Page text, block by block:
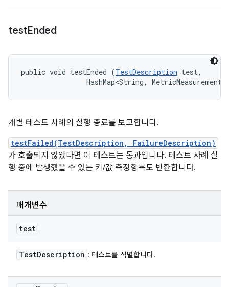
testEnded
public void testEnded (TestDescription test,
HashMap<String,
개별 테스트 사례의 실행 종료를 보고합니다.
testFailed(TestDescription, FailureDescription)
가 호출되지 않았다면 이 테스트는 통과입니다. 테스트 사례 실
행 중에 발생했을 수 있는 키/값 측정항목도 반환합니다.
매개변수
test
TestDescription : 테스트를 식별합니다.